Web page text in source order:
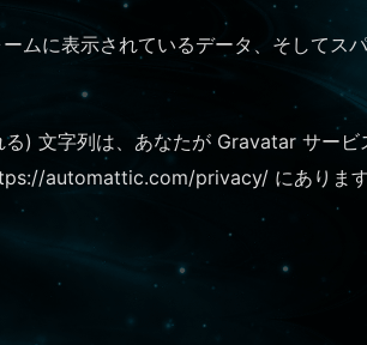
ムに表示されているデータ、そしてス
) 文字列は、あなたが Gravatar サー
automattic.com/privacy/ にありま